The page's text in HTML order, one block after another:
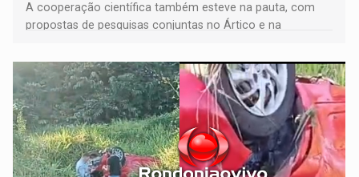
A cooperação científica também esteve na pauta, com
propostas de pesquisas conjuntas no Ártico e na